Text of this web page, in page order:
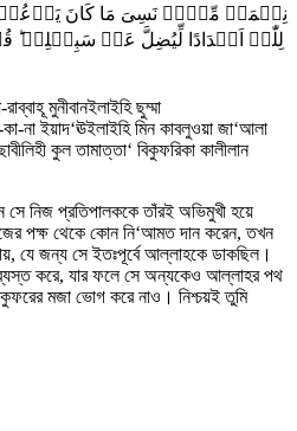
نِعۡمَۃً مِّنۡہُ نَسِیَ مَا کَانَ
لِلّٰہِ اَنۡدَادًا لِّیُضِلَّ عَنۡ سَبِیۡلِہٖ
মুনীবানইলাইহি ছুম্মা
কা-না ইয়াদ‘ঊইলাইহি মিন কাবলুওয়া জা‘আলা
কুল তামাত্তা‘ বিকুফরিকা কালীলান
সে নিজ প্রতিপালককে তাঁরই অভিমুখী হয়ে
পক্ষ থেকে কোন নি‘আমত দান করেন, তখন
যে জন্য সে ইতঃপূর্বে আল্লাহকে ডাকছিল।
করে, যার ফলে সে অন্যকেও আল্লাহর পথ
মজা ভোগ করে নাও। নিশ্চয়ই তুমি